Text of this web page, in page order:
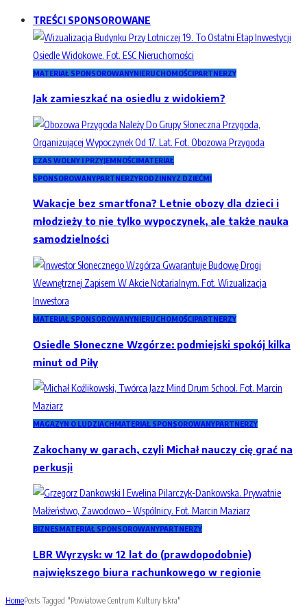
TREŚCI SPONSOROWANE
MATERIAŁ SPONSOROWANYNIERUCHOMOŚCIPARTNERZY
Jak zamieszkać na osiedlu z widokiem?
CZAS WOLNY I PRZYJEMNOŚCIMATERIAŁ
SPONSOROWANYPARTNERZYRODZINNYZ DZIEĆMI
Wakacje bez smartfona? Letnie obozy dla dzieci i
młodzieży to nie tylko wypoczynek, ale także nauka
samodzielności
MATERIAŁ SPONSOROWANYNIERUCHOMOŚCIPARTNERZY
Osiedle Słoneczne Wzgórze: podmiejski spokój kilka
minut od Piły
MAGAZYN O LUDZIACHMATERIAŁ SPONSOROWANYPARTNERZY
Zakochany w garach, czyli Michał nauczy cię grać na
perkusji
BIZNESMATERIAŁ SPONSOROWANYPARTNERZY
LBR Wyrzysk: w 12 lat do (prawdopodobnie)
największego biura rachunkowego w regionie
HomePosts Tagged "Powiatowe Centrum Kultury Iskra"